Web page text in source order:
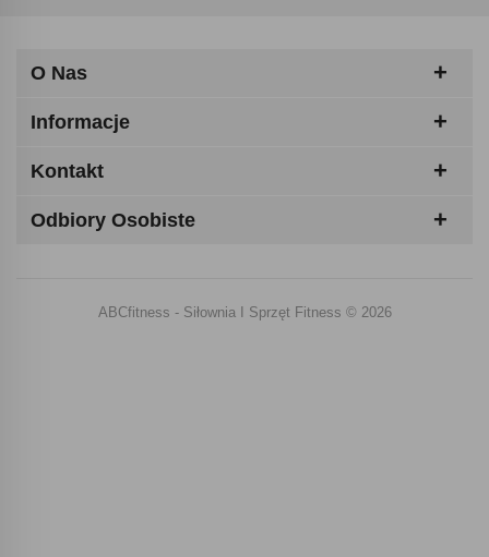
O Nas
Informacje
Kontakt
Odbiory Osobiste
ABCfitness - Siłownia I Sprzęt Fitness © 2026